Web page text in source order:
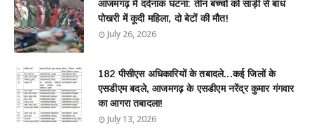
आजमगढ़ में दर्दनाक घटना: तीन बच्चों को साड़ी से बांध
पोखरी में कूदी महिला, दो बेटों की मौत!
July 26, 2026
182 पीसीएस अधिकारियों के तबादले...कई जिलों के
एसडीएम बदले, आजमगढ़ के एसडीएम नरेंद्र कुमार गंगवार
का आगरा तबादला!
July 13, 2026